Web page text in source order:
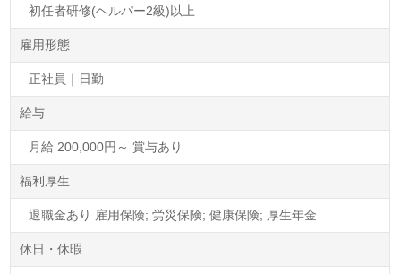
初任者研修(ヘルパー2級)以上
雇用形態
正社員｜日勤
給与
月給 200,000円～ 賞与あり
福利厚生
退職金あり 雇用保険; 労災保険; 健康保険; 厚生年金
休日・休暇